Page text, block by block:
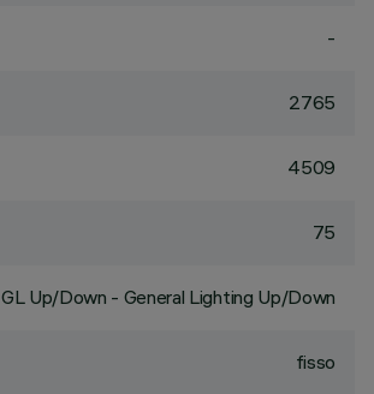
-
2765
4509
75
GL Up/Down - General Lighting Up/Down
fisso